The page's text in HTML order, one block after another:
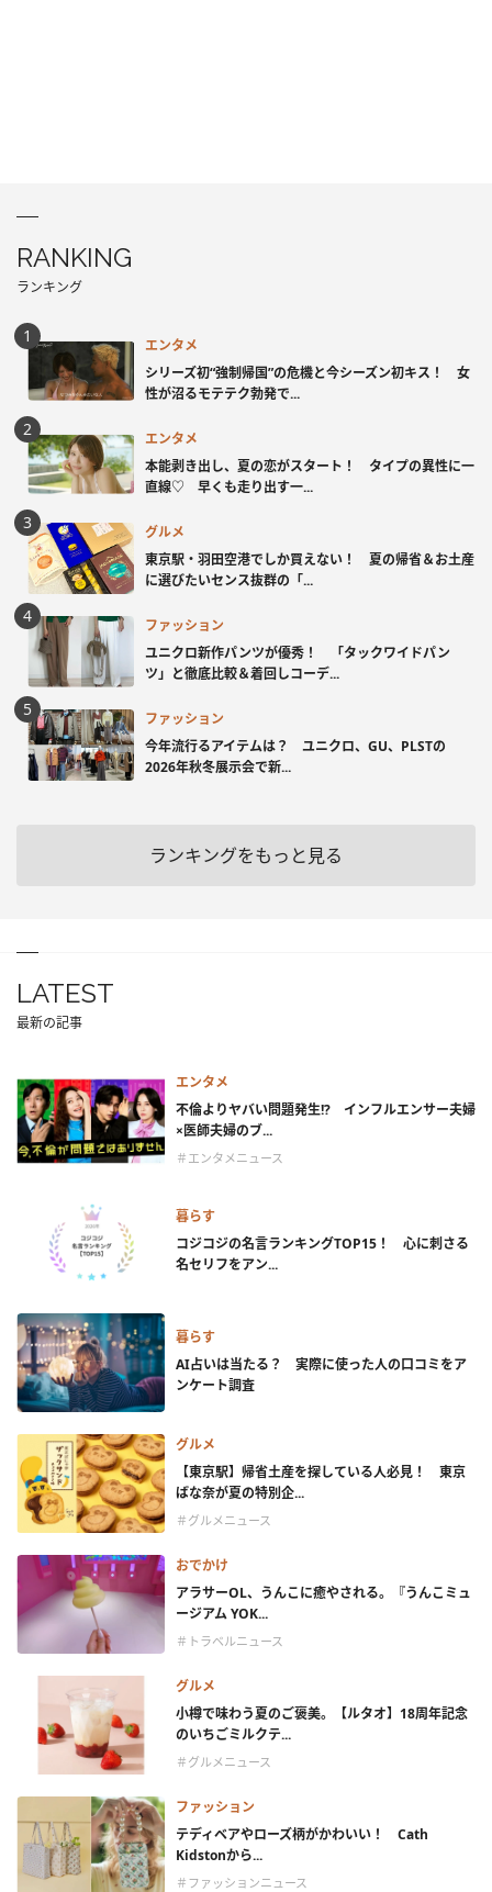
RANKING
ランキング
エンタメ
シリーズ初“強制帰国”の危機と今シーズン初キス！ 女
性が沼るモテテク勃発で...
エンタメ
本能剥き出し、夏の恋がスタート！ タイプの異性に一
直線♡ 早くも走り出す一...
グルメ
東京駅・羽田空港でしか買えない！ 夏の帰省＆お土産
に選びたいセンス抜群の「...
ファッション
ユニクロ新作パンツが優秀！ 「タックワイドパン
ツ」と徹底比較＆着回しコーデ...
ファッション
今年流行るアイテムは？ ユニクロ、GU、PLSTの
2026年秋冬展示会で新...
ランキングをもっと見る
LATEST
最新の記事
エンタメ
不倫よりヤバい問題発生!? インフルエンサー夫婦
×医師夫婦のブ...
＃エンタメニュース
暮らす
コジコジの名言ランキングTOP15！ 心に刺さる
名セリフをアン...
暮らす
AI占いは当たる？ 実際に使った人の口コミをア
ンケート調査
グルメ
【東京駅】帰省土産を探している人必見！ 東京
ばな奈が夏の特別企...
＃グルメニュース
おでかけ
アラサーOL、うんこに癒やされる。『うんこミュ
ージアム YOK...
＃トラベルニュース
グルメ
小樽で味わう夏のご褒美。【ルタオ】18周年記念
のいちごミルクテ...
＃グルメニュース
ファッション
テディベアやローズ柄がかわいい！ Cath
Kidstonから...
＃ファッションニュース